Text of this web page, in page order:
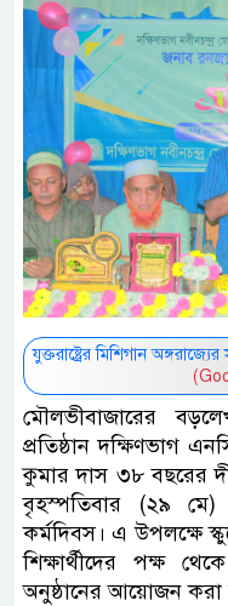
যুক্তরাষ্ট্রের মিশিগান
মৌলভীবাজারের
প্রতিষ্ঠান দক্ষিণভাগ
কুমার দাস ৩৮ বছরের
বৃহস্পতিবার (২৯
কর্মদিবস। এ উপলক্ষে
শিক্ষার্থীদের পক্ষ
অনুষ্ঠানের আয়োজন করা